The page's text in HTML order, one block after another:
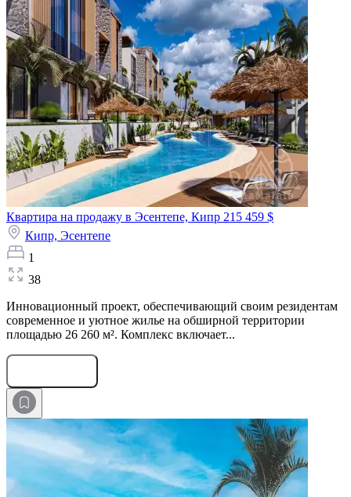
Квартира на продажу в Эсентепе, Кипр 215 459 $
Кипр, Эсентепе
1
38
Инновационный проект, обеспечивающий своим резидентам
современное и уютное жилье на обширной территории
площадью 26 260 м². Комплекс включает...